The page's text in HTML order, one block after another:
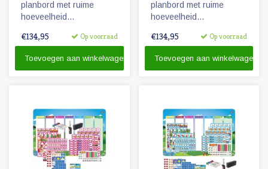
planbord met ruime
hoeveelheid
planplezier!
€134,95 Op voorraad
Toevoegen aan winkelwagen
planbord met ruime
hoeveelheid
planplezier!
€134,95 Op voorraad
Toevoegen aan winkelwagen